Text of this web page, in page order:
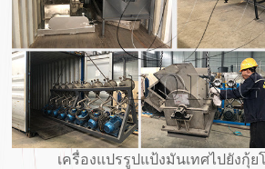
เครื่องแปรรูปแป้งมันเทศไปยังกุ้ย